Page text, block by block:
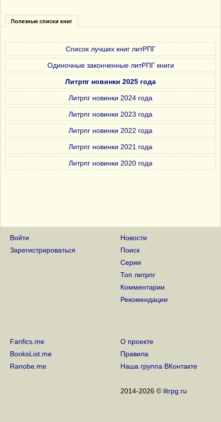
Полезные списки книг
Список лучших книг литРПГ
Одиночные законченные литРПГ книги
Литрпг новинки 2025 года
Литрпг новинки 2024 года
Литрпг новинки 2023 года
Литрпг новинки 2022 года
Литрпг новинки 2021 года
Литрпг новинки 2020 года
Войти
Зарегистрироваться
Новости
Поиск
Серии
Топ литрпг
Комментарии
Рекомендации
Fanfics.me
BooksList.me
Ranobe.me
О проекте
Правила
Наша группа ВКонтакте
2014-2026 © litrpg.ru